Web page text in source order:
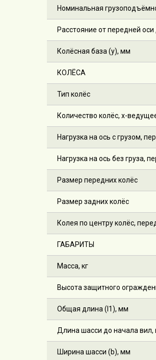
Номинальная
Расстояние от передней
Колёсная база (y), мм
КОЛЁСА
Тип колёс
Количество колёс, х-
Нагрузка на ось с грузом,
Нагрузка на ось без груза,
Размер передних колёс
Размер задних колёс
Колея по центру колёс,
ГАБАРИТЫ
Масса, кг
Высота защитного
Общая длина (l1), мм
Длина шасси до начала вил,
Ширина шасси (b), мм